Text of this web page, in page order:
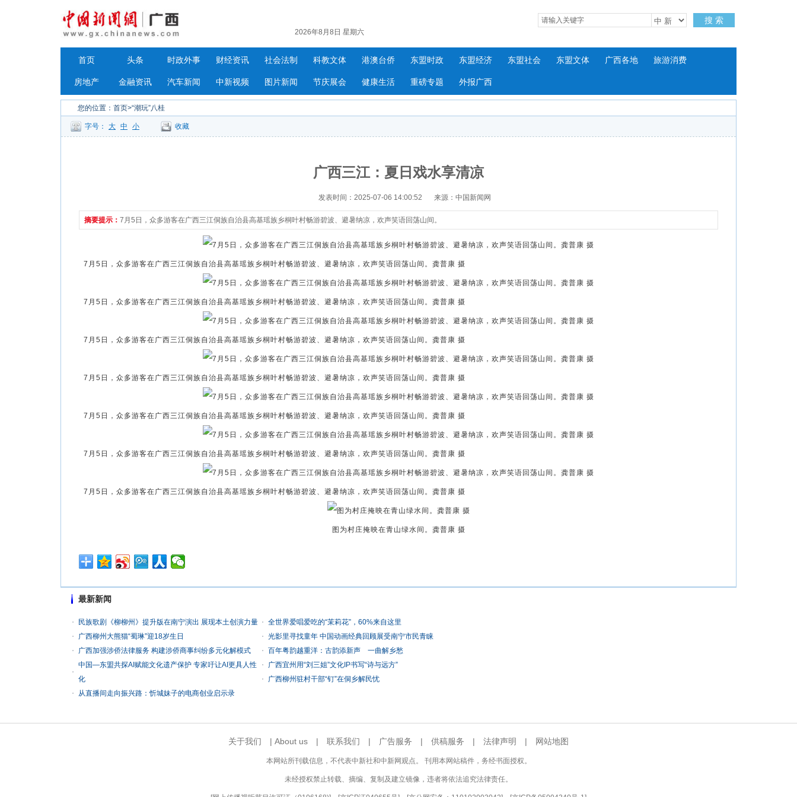
2026年8月8日 星期六
搜 索
首页 头条 时政外事 财经资讯 社会法制 科教文体 港澳台侨 东盟时政 东盟经济 东盟社会 东盟文体 广西各地 旅游消费
房地产 金融资讯 汽车新闻 中新视频 图片新闻 节庆展会 健康生活 重磅专题 外报广西
您的位置： 首页>“潮玩”八桂
字号： 大 中 小 收藏
广西三江：夏日戏水享清凉
发表时间：2025-07-06 14:00:52 来源：中国新闻网
摘要提示： 7月5日，众多游客在广西三江侗族自治县高基瑶族乡桐叶村畅游碧波、避暑纳凉，欢声笑语回荡山间。
7月5日，众多游客在广西三江侗族自治县高基瑶族乡桐叶村畅游碧波、避暑纳凉，欢声笑语回荡山间。龚普康 摄
7月5日，众多游客在广西三江侗族自治县高基瑶族乡桐叶村畅游碧波、避暑纳凉，欢声笑语回荡山间。龚普康 摄
7月5日，众多游客在广西三江侗族自治县高基瑶族乡桐叶村畅游碧波、避暑纳凉，欢声笑语回荡山间。龚普康 摄
7月5日，众多游客在广西三江侗族自治县高基瑶族乡桐叶村畅游碧波、避暑纳凉，欢声笑语回荡山间。龚普康 摄
7月5日，众多游客在广西三江侗族自治县高基瑶族乡桐叶村畅游碧波、避暑纳凉，欢声笑语回荡山间。龚普康 摄
7月5日，众多游客在广西三江侗族自治县高基瑶族乡桐叶村畅游碧波、避暑纳凉，欢声笑语回荡山间。龚普康 摄
7月5日，众多游客在广西三江侗族自治县高基瑶族乡桐叶村畅游碧波、避暑纳凉，欢声笑语回荡山间。龚普康 摄
图为村庄掩映在青山绿水间。龚普康 摄
最新新闻
民族歌剧《柳柳州》提升版在南宁演出 展现本土创演力量
全世界爱唱爱吃的“茉莉花”，60%来自这里
广西柳州大熊猫“蜀琳”迎18岁生日
光影里寻找童年 中国动画经典回顾展受南宁市民青睐
广西加强涉侨法律服务 构建涉侨商事纠纷多元化解模式
百年粤韵越重洋：古韵添新声 一曲解乡愁
中国—东盟共探AI赋能文化遗产保护 专家吁让AI更具人性
化
广西宜州用“刘三姐”文化IP书写“诗与远方”
广西柳州驻村干部“钉”在侗乡解民忧
从直播间走向振兴路：忻城妹子的电商创业启示录
关于我们 | About us | 联系我们 | 广告服务 | 供稿服务 | 法律声明 | 网站地图
本网站所刊载信息，不代表中新社和中新网观点。 刊用本网站稿件，务经书面授权。
未经授权禁止转载、摘编、复制及建立镜像，违者将依法追究法律责任。